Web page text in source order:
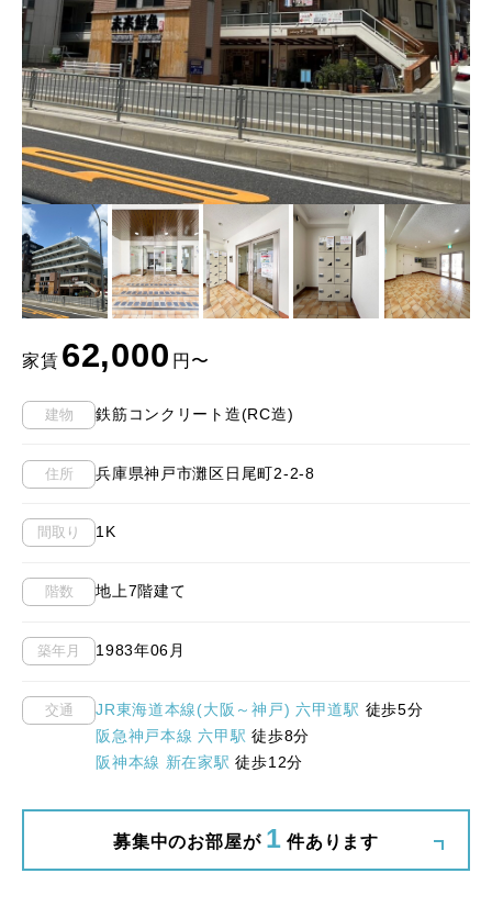
家賃 62,000 円〜
建物 鉄筋コンクリート造(RC造)
住所 兵庫県神戸市灘区日尾町2-2-8
間取り 1K
階数 地上7階建て
築年月 1983年06月
交通 JR東海道本線(大阪～神戸) 六甲道駅 徒歩5分
阪急神戸本線 六甲駅徒歩8分
阪神本線 新在家駅徒歩12分
募集中のお部屋が 1 件あります